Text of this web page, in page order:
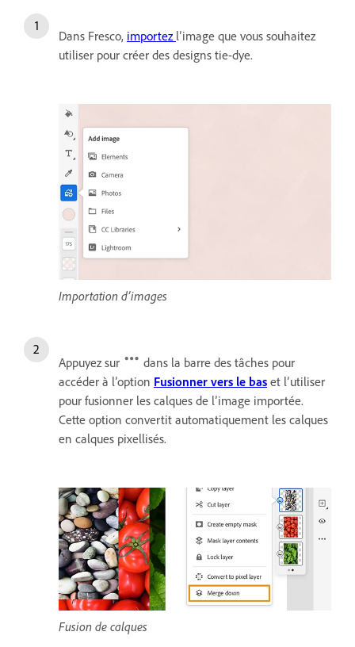
Dans Fresco, importez l’image que vous souhaitez
utiliser pour créer des designs tie-dye.
Importation d’images
Appuyez sur
dans la barre des tâches pour
accéder à l’option Fusionner vers le bas et l’utiliser
pour fusionner les calques de l’image importée.
Cette option convertit automatiquement les calques
en calques pixellisés.
Fusion de calques